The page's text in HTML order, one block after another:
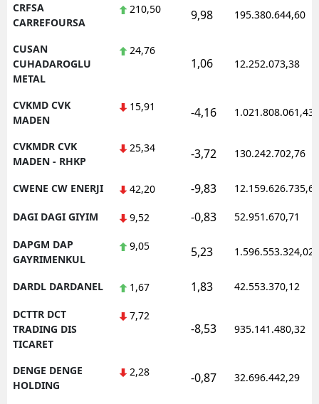
CRFSA
CARREFOURSA
210,50 9,98 195.380.644,60
CUSAN
CUHADAROGLU
METAL
24,76
1,06 12.252.073,38
CVKMD CVK
MADEN
15,91 -4,16 1.021.808.061,43
CVKMDR CVK
MADEN - RHKP
25,34 -3,72 130.242.702,76
CWENE CW ENERJI 42,20 -9,83 12.159.626.735,62
DAGI DAGI GIYIM 9,52 -0,83 52.951.670,71
DAPGM DAP
GAYRIMENKUL
9,05 5,23 1.596.553.324,02
DARDL DARDANEL 1,67 1,83 42.553.370,12
DCTTR DCT
TRADING DIS
TICARET
7,72
-8,53 935.141.480,32
DENGE DENGE
HOLDING
2,28 -0,87 32.696.442,29